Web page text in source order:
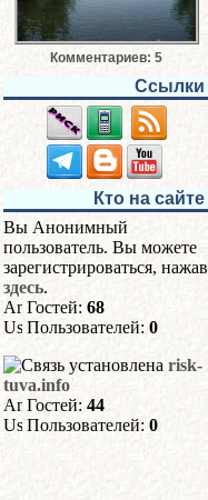
Комментариев: 5
Ссылки
Кто на сайте
Вы Анонимный
пользователь. Вы можете
зарегистрироваться, нажав
здесь.
Гостей: 68
Пользователей: 0
risk-
tuva.info
Гостей: 44
Пользователей: 0